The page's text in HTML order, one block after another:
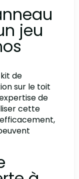
jeu
de
sur le toit
de
cette